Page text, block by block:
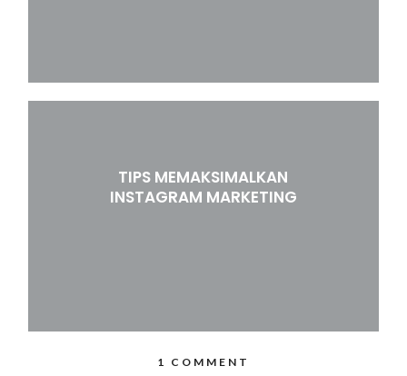
TIPS MEMAKSIMALKAN
INSTAGRAM MARKETING
1 COMMENT